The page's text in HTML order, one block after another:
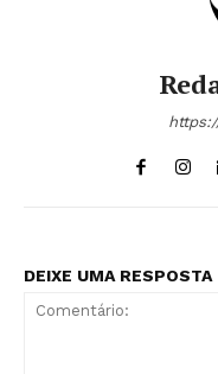
DEIXE UMA RESPOSTA